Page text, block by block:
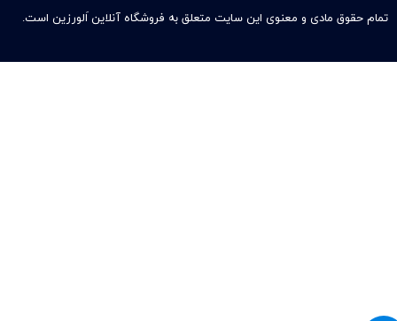
تمام حقوق مادی و معنوی این سایت متعلق به فروشگاه آنلاین اَلورزین است.